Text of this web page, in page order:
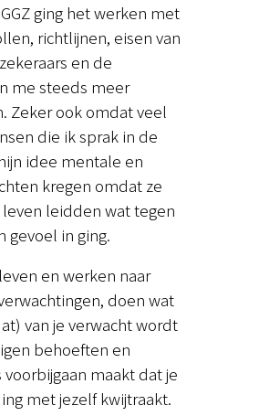
ging het werken met
richtlijnen, eisen van
en de
me steeds meer
Zeker ook omdat veel
die ik sprak in de
idee mentale en
kregen omdat ze
leidden wat tegen
gevoel in ging.
en werken naar
doen wat
van je verwacht wordt
behoeften en
maakt dat je
met jezelf kwijtraakt.